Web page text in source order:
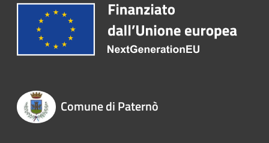
Comune di Paternò